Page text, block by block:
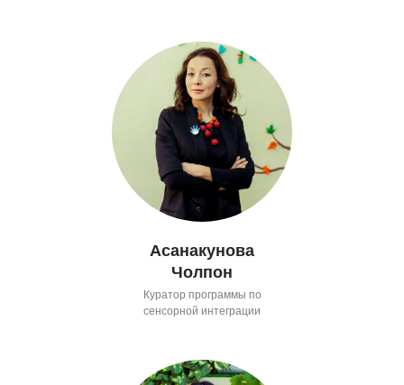
Асанакунова
Чолпон
Куратор программы по
сенсорной интеграции